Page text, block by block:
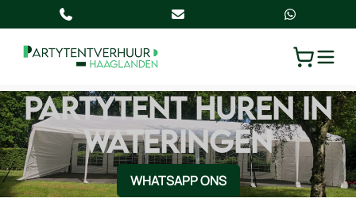
PARTYTENT HUREN IN
WATERINGEN
WHATSAPP ONS